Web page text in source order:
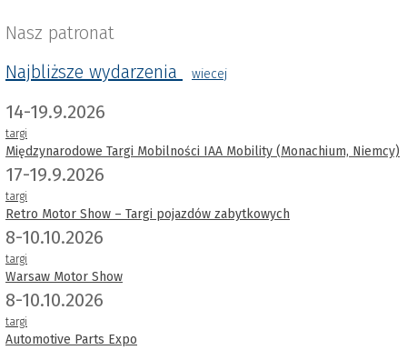
Nasz patronat
Najbliższe wydarzenia
wiecej
14-19.9.2026
targi
Międzynarodowe Targi Mobilności IAA Mobility (Monachium, Niemcy)
17-19.9.2026
targi
Retro Motor Show – Targi pojazdów zabytkowych
8-10.10.2026
targi
Warsaw Motor Show
8-10.10.2026
targi
Automotive Parts Expo